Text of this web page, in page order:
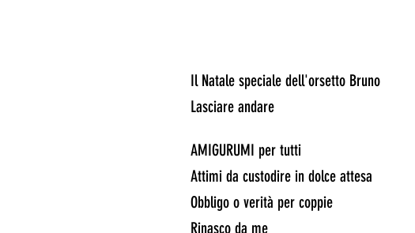
Il Natale speciale dell'orsetto Bruno
Lasciare andare
AMIGURUMI per tutti
Attimi da custodire in dolce attesa
Obbligo o verità per coppie
Rinasco da me